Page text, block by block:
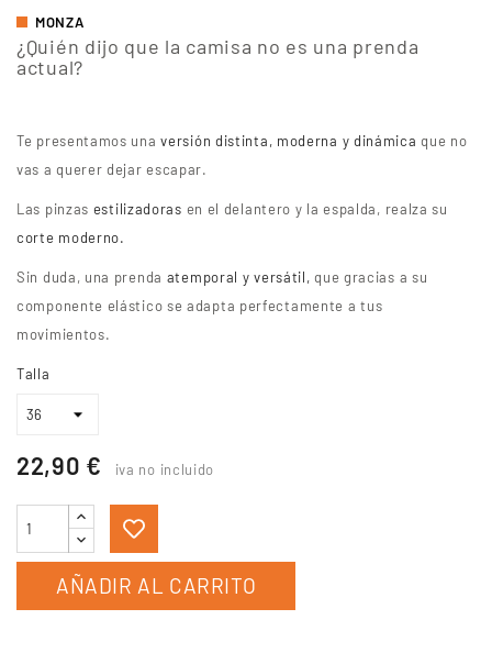
MONZA
¿Quién dijo que la camisa no es una prenda
actual?
Te presentamos unaversión distinta, moderna y dinámica que no
vas a querer dejar escapar.
Las pinzas estilizadoras en el delantero y la espalda, realza su
corte moderno.
Sin duda, una prenda atemporal y versátil, que gracias a su
componente elástico se adapta perfectamente a tus
movimientos.
Talla
22,90 € iva no incluido
AÑADIR AL CARRITO